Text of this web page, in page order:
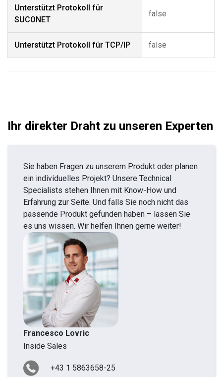
Unterstützt Protokoll für
SUCONET
false
Unterstützt Protokoll für TCP/IP false
Ihr direkter Draht zu unseren Experten
Sie haben Fragen zu unserem Produkt oder planen
ein individuelles Projekt? Unsere Technical
Specialists stehen Ihnen mit Know-How und
Erfahrung zur Seite. Und falls Sie noch nicht das
passende Produkt gefunden haben – lassen Sie
es uns wissen. Wir helfen Ihnen gerne weiter!
Francesco Lovric
Inside Sales
+43 1 5863658-25